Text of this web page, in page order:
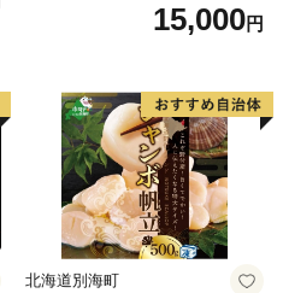
ランティックサーモン 水産
庁長官賞 受賞 さけ シャケ し
満足 美味しい 贈答 生食用 刺
身 お刺身 刺し身 魚介類 海鮮
冷凍 厚切り 薄切り ふるさと
納税 ふるさとチョイス チョ
イス 北海道 白糠町
15,000円
北海道別海町